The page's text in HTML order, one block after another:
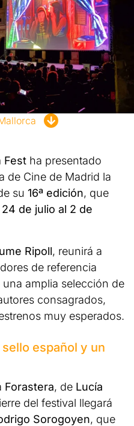
Fest ha presentado
de Cine de Madrid la
su 16ª edición, que
24 de julio al 2 de
Ripoll, reunirá a
de referencia
amplia selección de
consagrados,
muy esperados.
español y un
Forastera, de Lucía
del festival llegará
Sorogoyen, que